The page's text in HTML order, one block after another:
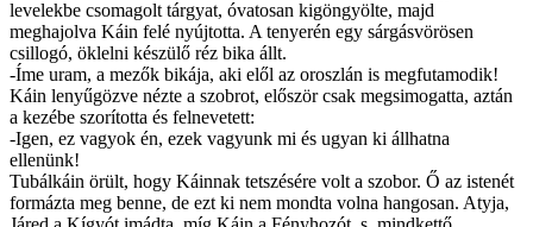
levelekbe csomagolt tárgyat, óvatosan kigöngyölte, majd
meghajolva Káin felé nyújtotta. A tenyerén egy sárgásvörösen
csillogó, öklelni készülő réz bika állt.
-Íme uram, a mezők bikája, aki elől az oroszlán is megfutamodik!
Káin lenyűgözve nézte a szobrot, először csak megsimogatta, aztán
a kezébe szorította és felnevetett:
-Igen, ez vagyok én, ezek vagyunk mi és ugyan ki állhatna
ellenünk!
Tubálkáin örült, hogy Káinnak tetszésére volt a szobor. Ő az istenét
formázta meg benne, de ezt ki nem mondta volna hangosan. Atyja,